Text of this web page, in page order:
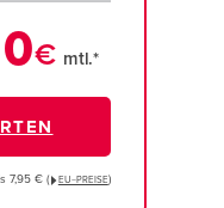
0€ mtl.*
7,95 € ( EU−PREISE)